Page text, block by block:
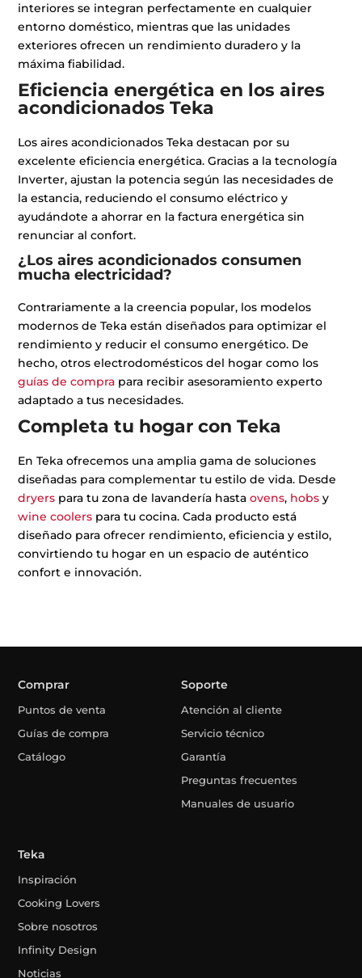
interiores se integran perfectamente en cualquier
entorno doméstico, mientras que las unidades
exteriores ofrecen un rendimiento duradero y la
máxima fiabilidad.
Eficiencia energética en los aires
acondicionados Teka
Los aires acondicionados Teka destacan por su
excelente eficiencia energética. Gracias a la tecnología
Inverter, ajustan la potencia según las necesidades de
la estancia, reduciendo el consumo eléctrico y
ayudándote a ahorrar en la factura energética sin
renunciar al confort.
¿Los aires acondicionados consumen
mucha electricidad?
Contrariamente a la creencia popular, los modelos
modernos de Teka están diseñados para optimizar el
rendimiento y reducir el consumo energético. De
hecho, otros electrodomésticos del hogar como los
guías de compra para recibir asesoramiento experto
adaptado a tus necesidades.
Completa tu hogar con Teka
En Teka ofrecemos una amplia gama de soluciones
diseñadas para complementar tu estilo de vida. Desde
dryers para tu zona de lavandería hastaovens, hobs y
wine coolers para tu cocina. Cada producto está
diseñado para ofrecer rendimiento, eficiencia y estilo,
convirtiendo tu hogar en un espacio de auténtico
confort e innovación.
Comprar
Puntos de venta
Guías de compra
Catálogo
Soporte
Atención al cliente
Servicio técnico
Garantía
Preguntas frecuentes
Manuales de usuario
Teka
Inspiración
Cooking Lovers
Sobre nosotros
Infinity Design
Noticias